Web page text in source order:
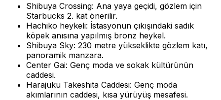
Shibuya Crossing: Ana yaya geçidi, gözlem için
Starbucks 2. kat önerilir.
Hachiko heykeli: İstasyonun çıkışındaki sadık
köpek anısına yapılmış bronz heykel.
Shibuya Sky: 230 metre yükseklikte gözlem katı,
panoramik manzara.
Center Gai: Genç moda ve sokak kültürünün
caddesi.
Harajuku Takeshita Caddesi: Genç moda
akımlarının caddesi, kısa yürüyüş mesafesi.